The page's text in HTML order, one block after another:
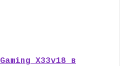
X33v18 в